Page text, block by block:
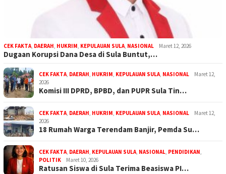
CEK FAKTA, DAERAH, HUKRIM, KEPULAUAN SULA, NASIONAL Maret 12, 2026
Dugaan Korupsi Dana Desa di Sula Buntut,…
CEK FAKTA, DAERAH, HUKRIM, KEPULAUAN SULA, NASIONAL
Maret 12,
2026
Komisi III DPRD, BPBD, dan PUPR Sula Tin…
CEK FAKTA, DAERAH, HUKRIM, KEPULAUAN SULA, NASIONAL
Maret 12,
2026
18 Rumah Warga Terendam Banjir, Pemda Su…
CEK FAKTA, DAERAH, KEPULAUAN SULA, NASIONAL, PENDIDIKAN,
POLITIK
Maret 10, 2026
Ratusan Siswa di Sula Terima Beasiswa PI…